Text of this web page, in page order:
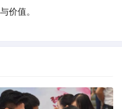
价值。